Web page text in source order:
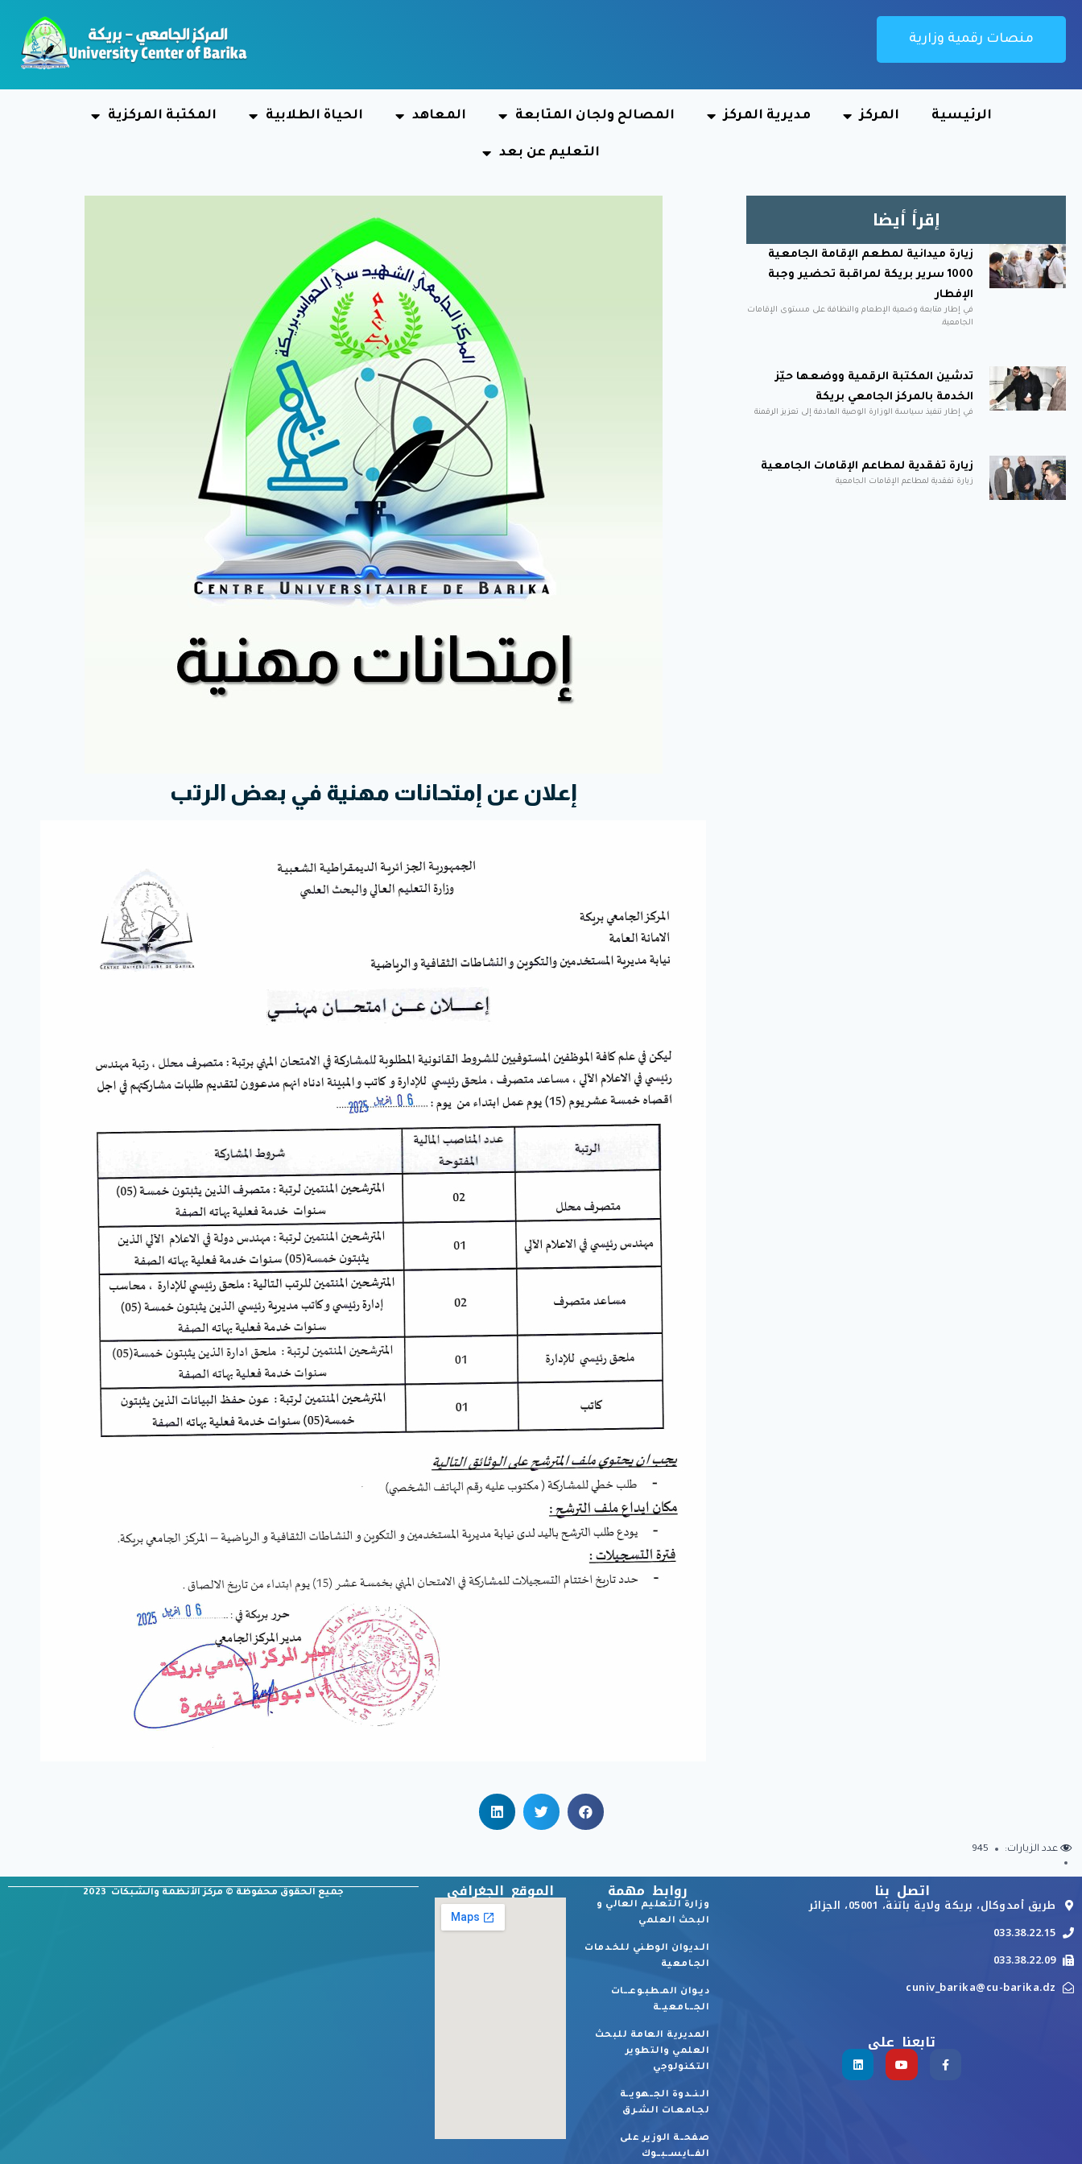
منصات رقمية وزارية
الرئيسية المركز مديرية المركز المصالح ولجان المتابعة المعاهد الحياة الطلابية المكتبة المركزية
التعليم عن بعد
إقرأ أيضا
زيارة ميدانية لمطعم الإقامة الجامعية
1000 سرير بريكة لمراقبة تحضير وجبة
الإفطار
في إطار متابعة وضعية الإطعام والنظافة على مستوى الإقامات
الجامعية،
تدشين المكتبة الرقمية ووضعها حيّز
الخدمة بالمركز الجامعي بريكة
في إطار تنفيذ سياسة الوزارة الوصية الهادفة إلى تعزيز الرقمنة
زيارة تفقدية لمطاعم الإقامات الجامعية
زيارة تفقدية لمطاعم الإقامات الجامعية
إعلان عن إمتحانات مهنية في بعض الرتب
عدد الزيارات: 945
اتصل بنا
طريق أمدوكال، بريكة ولاية باتنة، 05001، الجزائر
033.38.22.15
033.38.22.09
cuniv_barika@cu-barika.dz
تابعنا على
روابط مهمة
وزارة التعليم العالي و
البحث العلمي
الـديوان الوطني للخـدمات
الجـامعية
ديـوان المـطبـوعـــات
الجـــامعيــة
المديرية العامة للبحث
العلمي والتطوير
التكنولوجي
الـنــدوة الجــهويــة
لجـامعـات الشـرق
صفحــة الوزير على
الفــايســبــوك
الموقع الجغرافي جميع الحقوق محفوظة © مركز الأنظمة والشبكات 2023